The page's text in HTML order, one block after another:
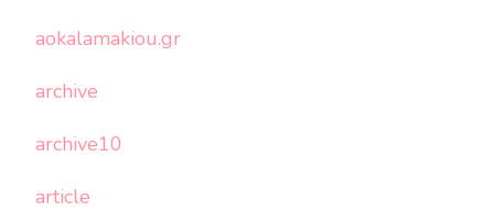
aokalamakiou.gr
archive
archive10
article